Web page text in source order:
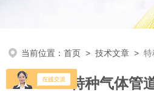
当前位置：首页 >技术文章 >特
特种气体管